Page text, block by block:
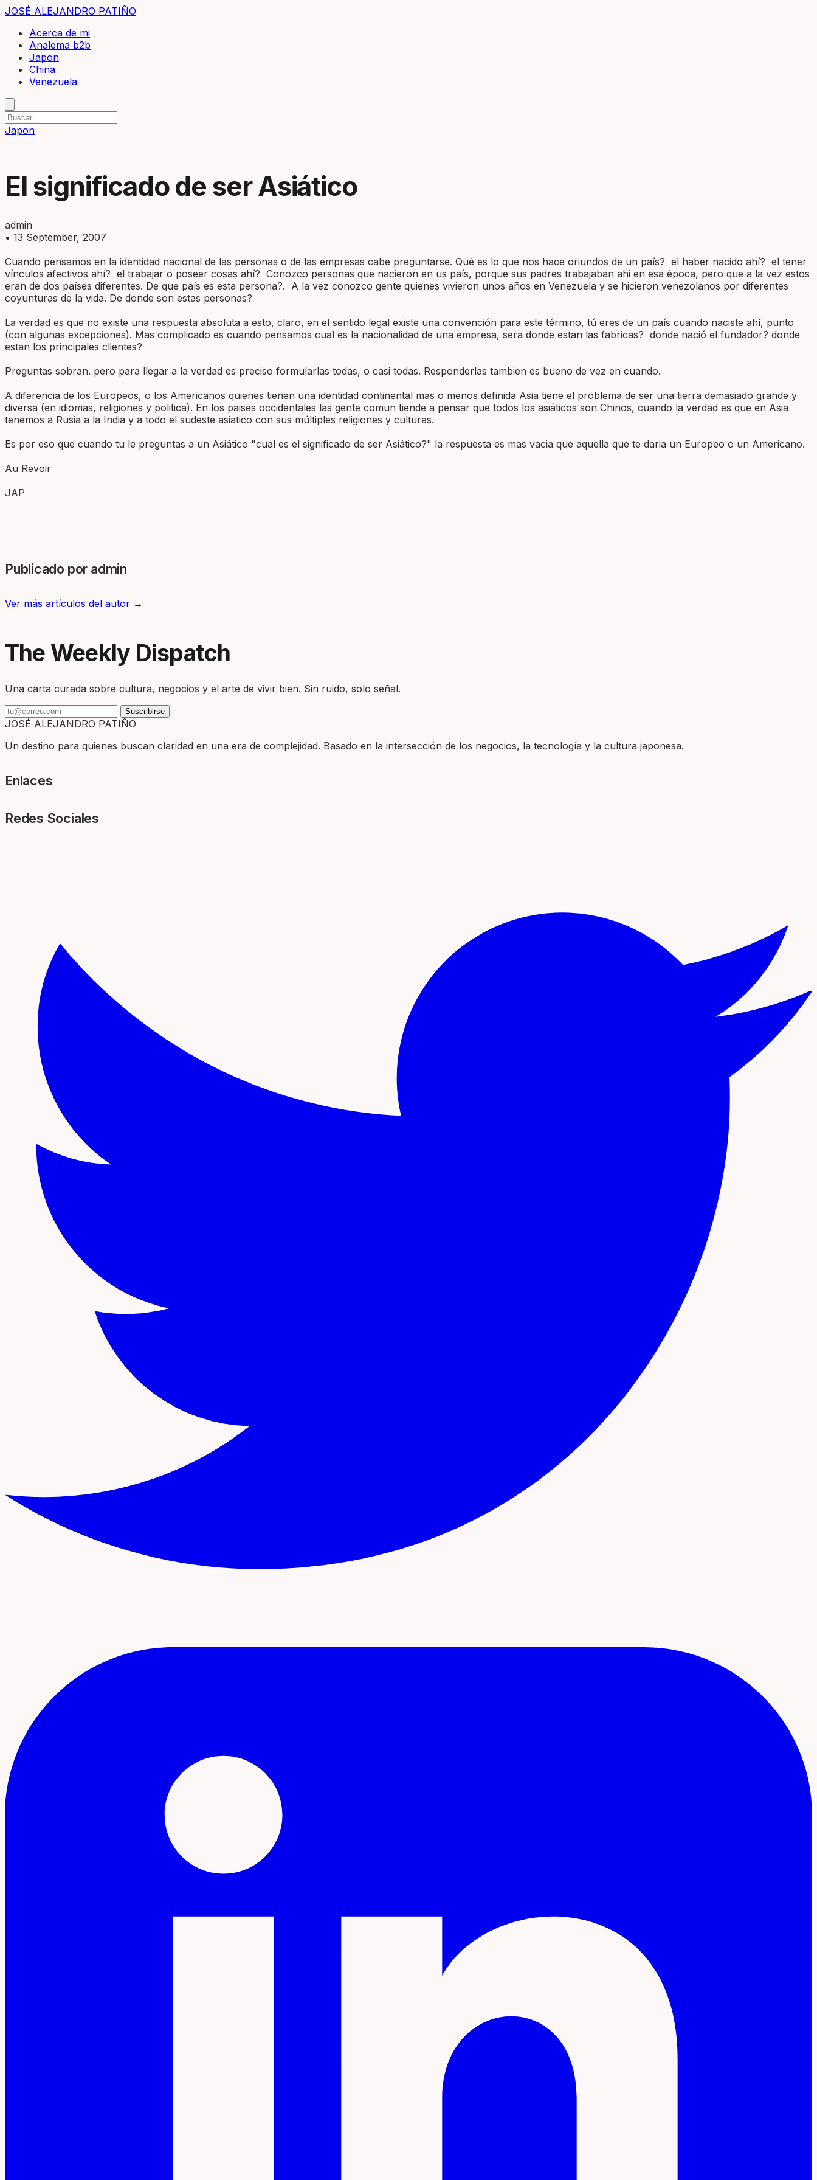
JOSÉ ALEJANDRO PATIÑO
Acerca de mi
Analema b2b
Japon
China
Venezuela
Japon
El significado de ser Asiático
admin
• 13 September, 2007
Cuando pensamos en la identidad nacional de las personas o de las empresas cabe preguntarse. Qué es lo que nos hace oriundos de un país? el haber nacido ahí? el tener
vínculos afectivos ahí? el trabajar o poseer cosas ahí? Conozco personas que nacieron en us país, porque sus padres trabajaban ahi en esa época, pero que a la vez estos
eran de dos países diferentes. De que país es esta persona?. A la vez conozco gente quienes vivieron unos años en Venezuela y se hicieron venezolanos por diferentes
coyunturas de la vida. De donde son estas personas?
La verdad es que no existe una respuesta absoluta a esto, claro, en el sentido legal existe una convención para este término, tú eres de un país cuando naciste ahí, punto
(con algunas excepciones). Mas complicado es cuando pensamos cual es la nacionalidad de una empresa, sera donde estan las fabricas? donde nació el fundador? donde
estan los principales clientes?
Preguntas sobran. pero para llegar a la verdad es preciso formularlas todas, o casi todas. Responderlas tambien es bueno de vez en cuando.
A diferencia de los Europeos, o los Americanos quienes tienen una identidad continental mas o menos definida Asia tiene el problema de ser una tierra demasiado grande y
diversa (en idiomas, religiones y politica). En los paises occidentales las gente comun tiende a pensar que todos los asiáticos son Chinos, cuando la verdad es que en Asia
tenemos a Rusia a la India y a todo el sudeste asiatico con sus múltiples religiones y culturas.
Es por eso que cuando tu le preguntas a un Asiático "cual es el significado de ser Asiático?" la respuesta es mas vacia que aquella que te daria un Europeo o un Americano.
Au Revoir
JAP
Publicado por admin
Ver más artículos del autor →
The Weekly Dispatch
Una carta curada sobre cultura, negocios y el arte de vivir bien. Sin ruido, solo señal.
Suscribirse
JOSÉ ALEJANDRO PATIÑO
Un destino para quienes buscan claridad en una era de complejidad. Basado en la intersección de los negocios, la tecnología y la cultura japonesa.
Enlaces
Redes Sociales